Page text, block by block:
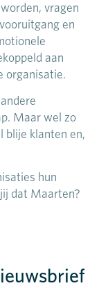
vragen
en
aan
organisatie.
Maar wel zo
blije klanten en,
hun
dat Maarten?